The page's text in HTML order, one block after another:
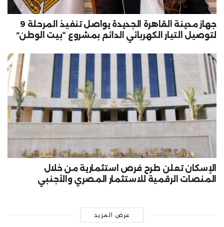
جهاز مدينة القاهرة الجديدة يواصل تنفيذ المرحلة 9
لتوصيل التيار الكهربائي الدائم بمشروع “بيت الوطن”
الإسكان تعلن طرح فرص استثمارية من خلال
المنصات الرقمية للاستثمار المصري والأجنبي
عرض المزيد